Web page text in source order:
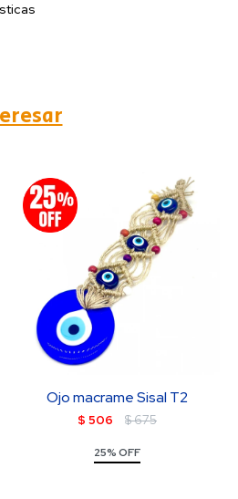
Ojo macrame Sisal T2
$ 506 $675
25% OFF